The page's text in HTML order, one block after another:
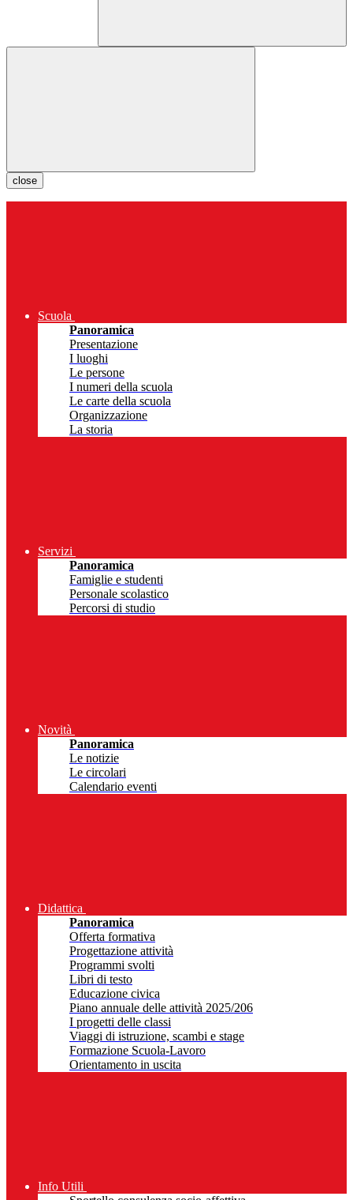
close
Scuola
Panoramica
Presentazione
I luoghi
Le persone
I numeri della scuola
Le carte della scuola
Organizzazione
La storia
Servizi
Panoramica
Famiglie e studenti
Personale scolastico
Percorsi di studio
Novità
Panoramica
Le notizie
Le circolari
Calendario eventi
Didattica
Panoramica
Offerta formativa
Progettazione attività
Programmi svolti
Libri di testo
Educazione civica
Piano annuale delle attività 2025/206
I progetti delle classi
Viaggi di istruzione, scambi e stage
Formazione Scuola-Lavoro
Orientamento in uscita
Info Utili